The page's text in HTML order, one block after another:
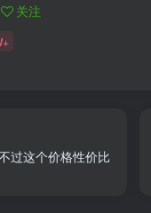
关注
过这个价格性价比